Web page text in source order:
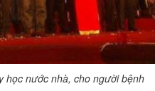
học nước nhà, cho người bệnh